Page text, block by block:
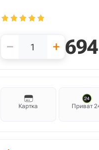
− + 694
Картка Приват